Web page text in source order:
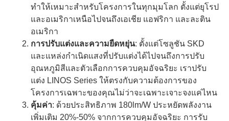
ทําให้เหมาะสําหรับโครงการในทุกมุมโลก ตั้งแต่ยุโรป
และอเมริกาเหนือไปจนถึงเอเชีย แอฟริกา และละติน
อเมริกา
การปรับแต่งและความยืดหยุ่น: ตั้งแต่โซลูชัน SKD
และแหล่งกําเนิดแสงที่ปรับแต่งได้ไปจนถึงการปรับ
อุณหภูมิสีและตัวเลือกการควบคุมอัจฉริยะ เราปรับ
แต่ง LINOS Series ให้ตรงกับความต้องการของ
โครงการเฉพาะของคุณไม่ว่าจะเฉพาะเจาะจงแค่ไหน
คุ้มค่า: ด้วยประสิทธิภาพ 180lm/W ประหยัดพลังงาน
เพิ่มเติม 20%-50% จากการควบคุมอัจฉริยะ การรับ